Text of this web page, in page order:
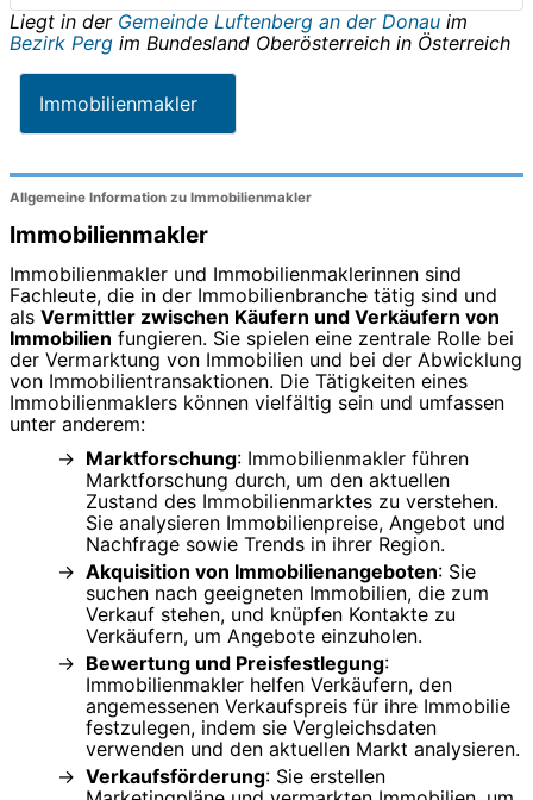
Liegt in der Gemeinde Luftenberg an der Donau im
Bezirk Perg im Bundesland Oberösterreich in Österreich
Immobilienmakler
Allgemeine Information zu Immobilienmakler
Immobilienmakler
Immobilienmakler und Immobilienmaklerinnen sind
Fachleute, die in der Immobilienbranche tätig sind und
als Vermittler zwischen Käufern und Verkäufern von
Immobilien fungieren. Sie spielen eine zentrale Rolle bei
der Vermarktung von Immobilien und bei der Abwicklung
von Immobilientransaktionen. Die Tätigkeiten eines
Immobilienmaklers können vielfältig sein und umfassen
unter anderem:
Marktforschung: Immobilienmakler führen
Marktforschung durch, um den aktuellen
Zustand des Immobilienmarktes zu verstehen.
Sie analysieren Immobilienpreise, Angebot und
Nachfrage sowie Trends in ihrer Region.
Akquisition von Immobilienangeboten: Sie
suchen nach geeigneten Immobilien, die zum
Verkauf stehen, und knüpfen Kontakte zu
Verkäufern, um Angebote einzuholen.
Bewertung und Preisfestlegung:
Immobilienmakler helfen Verkäufern, den
angemessenen Verkaufspreis für ihre Immobilie
festzulegen, indem sie Vergleichsdaten
verwenden und den aktuellen Markt analysieren.
Verkaufsförderung: Sie erstellen